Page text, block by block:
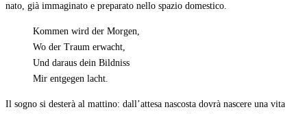
nato, già immaginato e preparato nello spazio domestico.
Kommen wird der Morgen,
Wo der Traum erwacht,
Und daraus dein Bildniss
Mir entgegen lacht.
Il sogno si desterà al mattino: dall’attesa nascosta dovrà nascere una vita